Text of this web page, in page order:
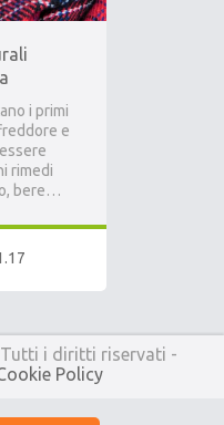
i primi
e
rimedi
bere…
i diritti riservati -
Policy